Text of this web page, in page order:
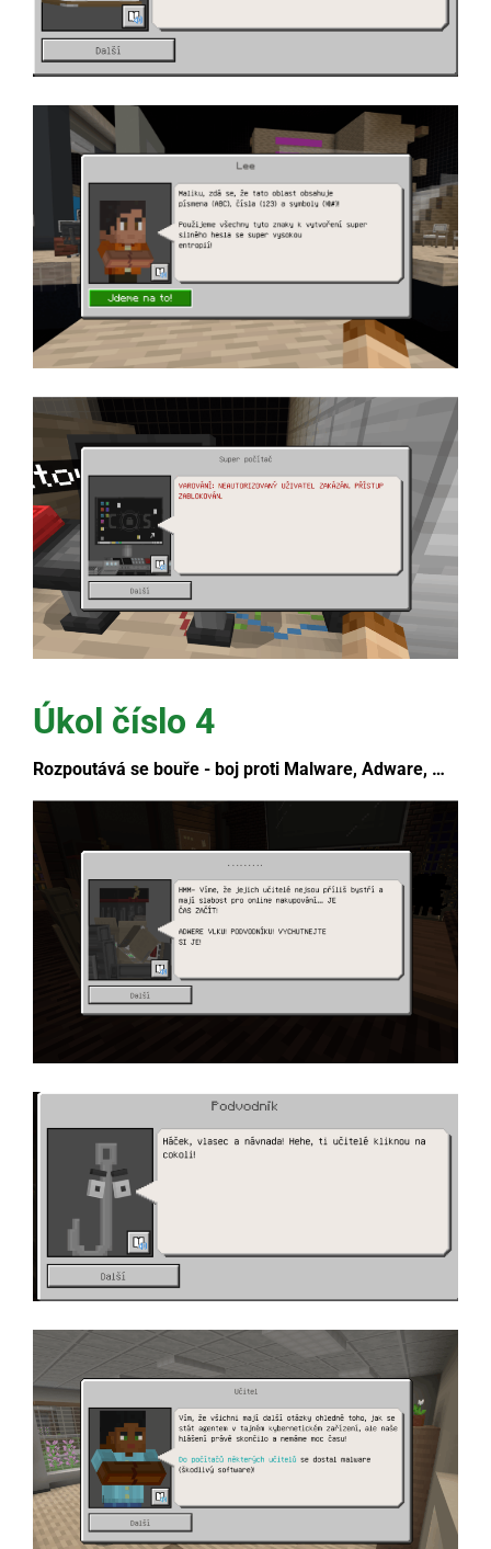
Úkol číslo 4
Rozpoutává se bouře - boj proti Malware, Adware, …